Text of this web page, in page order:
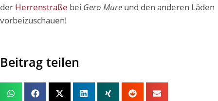
der Herrenstraße bei Gero Mure und den anderen Läden
vorbeizuschauen!
Beitrag teilen